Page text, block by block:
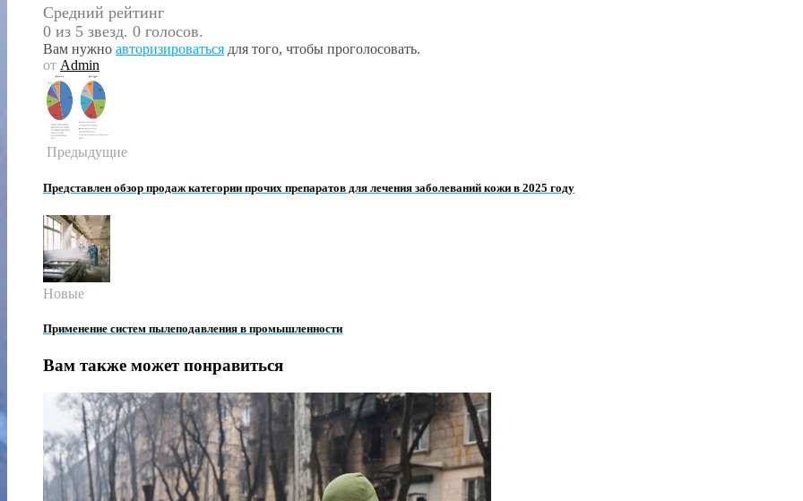
Средний рейтинг
0 из 5 звезд. 0 голосов.
Вам нужно авторизироваться для того, чтобы проголосовать.
от Admin
Предыдущие
Представлен обзор продаж категории прочих препаратов для лечения заболеваний кожи в 2025 году
Новые
Применение систем пылеподавления в промышленности
Вам также может понравиться